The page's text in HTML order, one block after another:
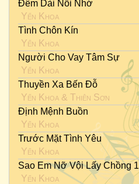
Đêm Dài Nỗi Nhớ
Yến Khoa
Tình Chôn Kín
Yến Khoa
Người Cho Vay Tâm Sự
Yến Khoa
Thuyền Xa Bến Đỗ
Yến Khoa & Thiên Sơn
Định Mệnh Buồn
Yến Khoa
Trước Mặt Tình Yêu
Yến Khoa
Sao Em Nỡ Vội Lấy Chồng 1
Yến Khoa